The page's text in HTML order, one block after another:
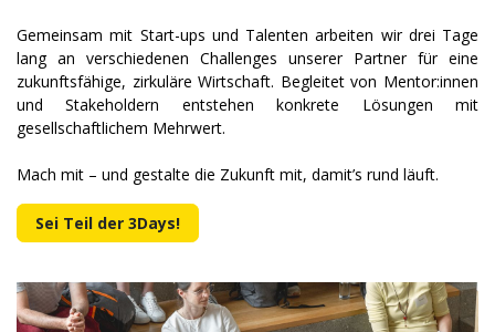
Gemeinsam mit Start-ups und Talenten arbeiten wir drei Tage
lang an verschiedenen Challenges unserer Partner für eine
zukunftsfähige, zirkuläre Wirtschaft. Begleitet von Mentor:innen
und Stakeholdern entstehen konkrete Lösungen mit
gesellschaftlichem Mehrwert.
Mach mit – und gestalte die Zukunft mit, damit’s rund läuft.
Sei Teil der 3Days!